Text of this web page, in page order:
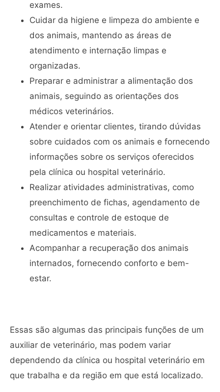
exames.
Cuidar da higiene e limpeza do ambiente e
dos animais, mantendo as áreas de
atendimento e internação limpas e
organizadas.
Preparar e administrar a alimentação dos
animais, seguindo as orientações dos
médicos veterinários.
Atender e orientar clientes, tirando dúvidas
sobre cuidados com os animais e fornecendo
informações sobre os serviços oferecidos
pela clínica ou hospital veterinário.
Realizar atividades administrativas, como
preenchimento de fichas, agendamento de
consultas e controle de estoque de
medicamentos e materiais.
Acompanhar a recuperação dos animais
internados, fornecendo conforto e bem-
estar.
Essas são algumas das principais funções de um
auxiliar de veterinário, mas podem variar
dependendo da clínica ou hospital veterinário em
que trabalha e da região em que está localizado.